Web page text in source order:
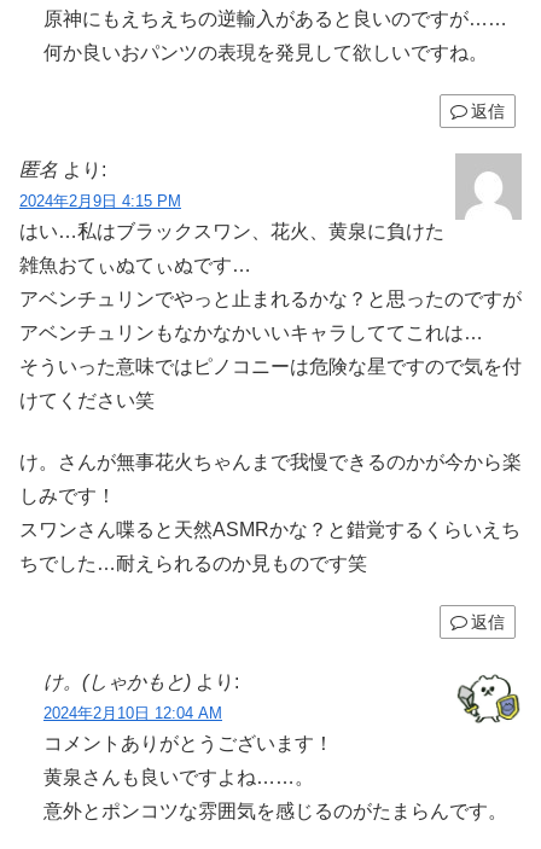
原神にもえちえちの逆輸入があると良いのですが……
何か良いおパンツの表現を発見して欲しいですね。
返信
匿名 より:
2024年2月9日 4:15 PM
はい…私はブラックスワン、花火、黄泉に負けた
雑魚おてぃぬてぃぬです…
アベンチュリンでやっと止まれるかな？と思ったのですが
アベンチュリンもなかなかいいキャラしててこれは…
そういった意味ではピノコニーは危険な星ですので気を付
けてください笑
け。さんが無事花火ちゃんまで我慢できるのかが今から楽
しみです！
スワンさん喋ると天然ASMRかな？と錯覚するくらいえち
ちでした…耐えられるのか見ものです笑
返信
け。(しゃかもと) より:
2024年2月10日 12:04 AM
コメントありがとうございます！
黄泉さんも良いですよね……。
意外とポンコツな雰囲気を感じるのがたまらんです。